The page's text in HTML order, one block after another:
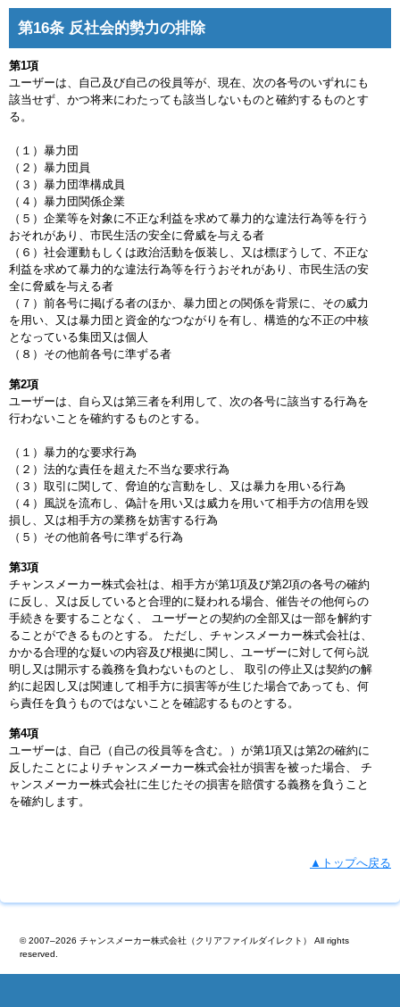
第16条 反社会的勢力の排除
第1項
ユーザーは、自己及び自己の役員等が、現在、次の各号のいずれにも
該当せず、かつ将来にわたっても該当しないものと確約するものとす
る。
（１）暴力団
（２）暴力団員
（３）暴力団準構成員
（４）暴力団関係企業
（５）企業等を対象に不正な利益を求めて暴力的な違法行為等を行う
おそれがあり、市民生活の安全に脅威を与える者
（６）社会運動もしくは政治活動を仮装し、又は標ぼうして、不正な
利益を求めて暴力的な違法行為等を行うおそれがあり、市民生活の安
全に脅威を与える者
（７）前各号に掲げる者のほか、暴力団との関係を背景に、その威力
を用い、又は暴力団と資金的なつながりを有し、構造的な不正の中核
となっている集団又は個人
（８）その他前各号に準ずる者
第2項
ユーザーは、自ら又は第三者を利用して、次の各号に該当する行為を
行わないことを確約するものとする。
（１）暴力的な要求行為
（２）法的な責任を超えた不当な要求行為
（３）取引に関して、脅迫的な言動をし、又は暴力を用いる行為
（４）風説を流布し、偽計を用い又は威力を用いて相手方の信用を毀
損し、又は相手方の業務を妨害する行為
（５）その他前各号に準ずる行為
第3項
チャンスメーカー株式会社は、相手方が第1項及び第2項の各号の確約
に反し、又は反していると合理的に疑われる場合、催告その他何らの
手続きを要することなく、 ユーザーとの契約の全部又は一部を解約す
ることができるものとする。 ただし、チャンスメーカー株式会社は、
かかる合理的な疑いの内容及び根拠に関し、ユーザーに対して何ら説
明し又は開示する義務を負わないものとし、 取引の停止又は契約の解
約に起因し又は関連して相手方に損害等が生じた場合であっても、何
ら責任を負うものではないことを確認するものとする。
第4項
ユーザーは、自己（自己の役員等を含む。）が第1項又は第2の確約に
反したことによりチャンスメーカー株式会社が損害を被った場合、 チ
ャンスメーカー株式会社に生じたその損害を賠償する義務を負うこと
を確約します。
▲トップへ戻る
© 2007–2026 チャンスメーカー株式会社（クリアファイルダイレクト） All rights
reserved.